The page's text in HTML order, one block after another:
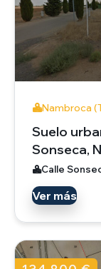
Nambroca
Suelo
Sonseca,
Calle
Ver más